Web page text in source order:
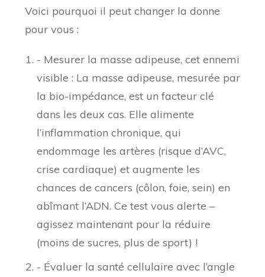
Voici pourquoi il peut changer la donne
pour vous :
- Mesurer la masse adipeuse, cet ennemi
visible : La masse adipeuse, mesurée par
la bio-impédance, est un facteur clé
dans les deux cas. Elle alimente
l’inflammation chronique, qui
endommage les artères (risque d’AVC,
crise cardiaque) et augmente les
chances de cancers (côlon, foie, sein) en
abîmant l’ADN. Ce test vous alerte –
agissez maintenant pour la réduire
(moins de sucres, plus de sport) !
- Évaluer la santé cellulaire avec l’angle